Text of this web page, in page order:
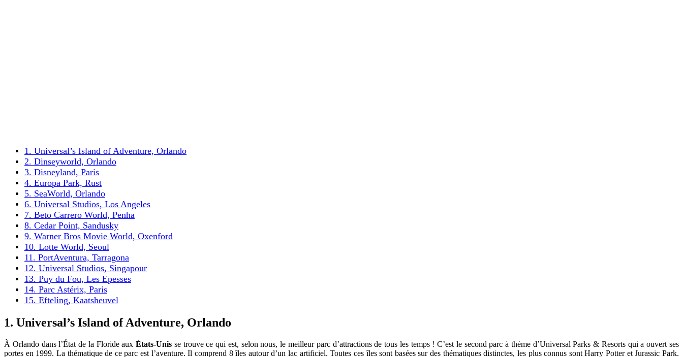
1. Universal’s Island of Adventure, Orlando
2. Dinseyworld, Orlando
3. Disneyland, Paris
4. Europa Park, Rust
5. SeaWorld, Orlando
6. Universal Studios, Los Angeles
7. Beto Carrero World, Penha
8. Cedar Point, Sandusky
9. Warner Bros Movie World, Oxenford
10. Lotte World, Seoul
11. PortAventura, Tarragona
12. Universal Studios, Singapour
13. Puy du Fou, Les Epesses
14. Parc Astérix, Paris
15. Efteling, Kaatsheuvel
1. Universal’s Island of Adventure, Orlando
À Orlando dans l’État de la Floride aux États-Unis se trouve ce qui est, selon nous, le meilleur parc d’attractions de tous les temps ! C’est le second parc à thème d’Universal Parks & Resorts qui a ouvert ses
portes en 1999. La thématique de ce parc est l’aventure. Il comprend 8 îles autour d’un lac artificiel. Toutes ces îles sont basées sur des thématiques distinctes, les plus connus sont Harry Potter et Jurassic Park.